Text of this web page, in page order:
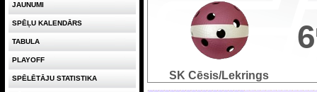
SK Cēsis/Lekrings
6
JAUNUMI
SPĒĻU KALENDĀRS
TABULA
PLAYOFF
SPĒLĒTĀJU STATISTIKA